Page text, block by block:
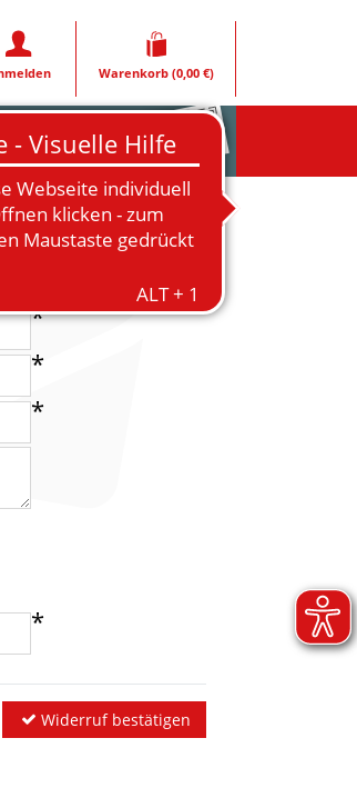
Warenkorb (0,00 €)
nutzen Sie
Widerruf bestätigen